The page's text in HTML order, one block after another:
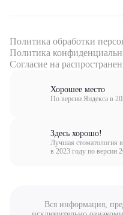
Политика обработки
Политика
Согласие на
Хорошее место
По версии Яндекса в
Здесь хорошо!
Лучшая стоматология
в 2023 году по версии
Вся информация,